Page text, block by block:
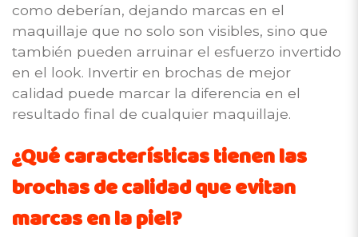
como deberían, dejando marcas en el
maquillaje que no solo son visibles, sino que
también pueden arruinar el esfuerzo invertido
en el look. Invertir en brochas de mejor
calidad puede marcar la diferencia en el
resultado final de cualquier maquillaje.
¿Qué características tienen las
brochas de calidad que evitan
marcas en la piel?